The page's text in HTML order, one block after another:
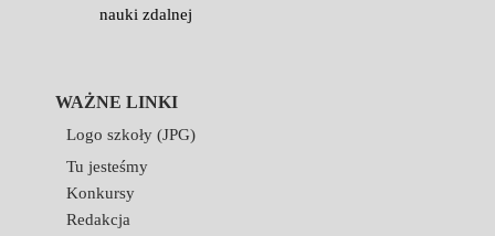
nauki zdalnej
WAŻNE LINKI
Logo szkoły (JPG)
Tu jesteśmy
Konkursy
Redakcja